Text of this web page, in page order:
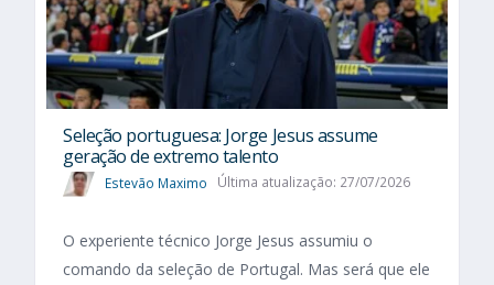
Seleção portuguesa: Jorge Jesus assume
geração de extremo talento
Estevão Maximo Última atualização: 27/07/2026
O experiente técnico Jorge Jesus assumiu o
comando da seleção de Portugal. Mas será que ele